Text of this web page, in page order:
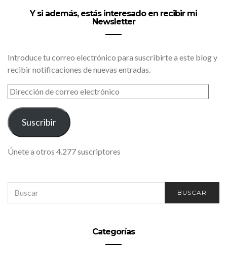
Y si además, estás interesado en recibir mi
Newsletter
Introduce tu correo electrónico para suscribirte a este blog y
recibir notificaciones de nuevas entradas.
DIRECCIÓN
DE
CORREO
ELECTRÓNICO
Suscribir
Únete a otros 4.277 suscriptores
FOR:
BUSCAR
Categorías